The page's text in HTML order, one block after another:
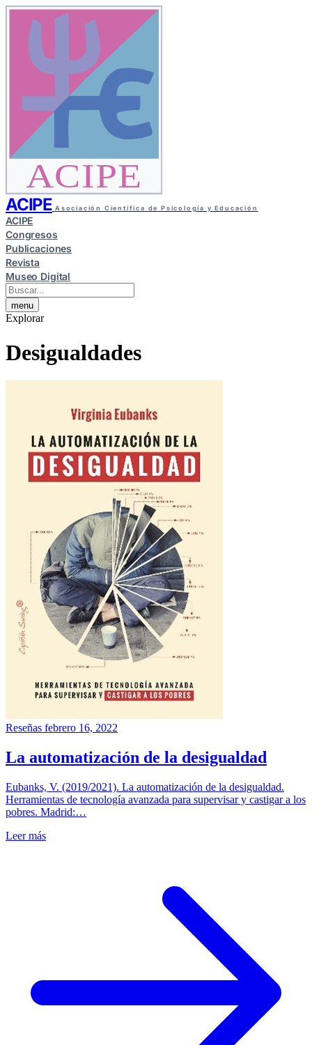
ACIPE
ACIPE Asociación Científica de Psicología y Educación
ACIPE
Congresos
Publicaciones
Revista
Museo Digital
menu
Explorar
Desigualdades
Reseñas febrero 16, 2022
La automatización de la desigualdad
Eubanks, V. (2019/2021). La automatización de la desigualdad.
Herramientas de tecnología avanzada para supervisar y castigar a los
pobres. Madrid:…
Leer más